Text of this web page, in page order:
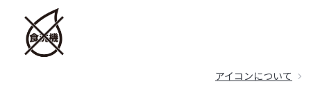
アイコンについて